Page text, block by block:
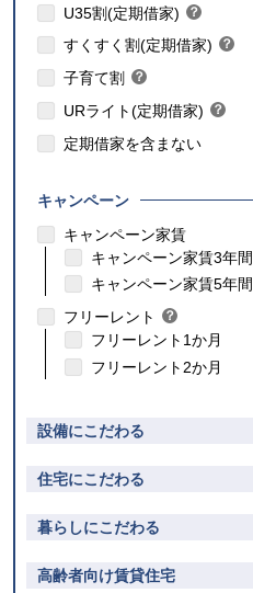
ン
ト
U35割(定期借家) ？
ン
すくすく割(定期借家) ？
ト
こちら
子育て割 ？
ン
ト
こちら
URライト(定期借家) ？
こちら
定期借家を含まない
キャンペーン
キャンペーン家賃
キャンペーン家賃3年間
キャンペーン家賃5年間
こちら
フリーレント ？
ヒ
ト
こちら
フリーレント1か月
フリーレント2か月
設備にこだわる
く住宅にこだわる
く暮らしにこだわる
く高齢者向け賃貸住宅